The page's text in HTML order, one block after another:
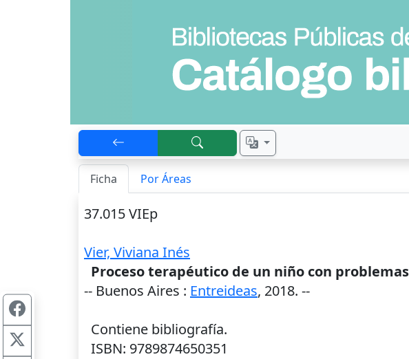
Ficha Por Áreas
37.015 VIEp
Vier, Viviana Inés
Proceso terapéutico de un niño con
-- Buenos Aires : Entreideas, 2018. --
Contiene bibliografía.
ISBN: 9789874650351